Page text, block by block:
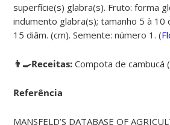
superfície(s) glabra(s). Fruto: forma
indumento glabra(s); tamanho 5 à 10
15 diâm. (cm). Semente: número 1. (
👨‍🍳Receitas:Compota de cambucá (
Referência
MANSFELD’S DATABASE OF